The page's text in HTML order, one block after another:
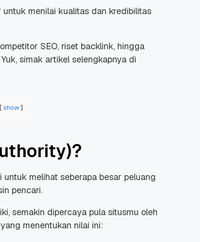
menilai kualitas dan kredibilitas
SEO, riset backlink, hingga
simak artikel selengkapnya di
show
melihat seberapa besar peluang
pencari.
semakin dipercaya pula situsmu oleh
menentukan nilai ini: